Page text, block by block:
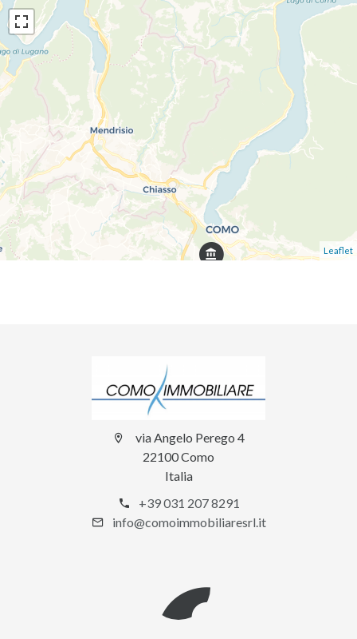
Leaflet
via Angelo Perego 4
22100 Como
Italia
+39 031 207 8291
info@comoimmobiliaresrl.it